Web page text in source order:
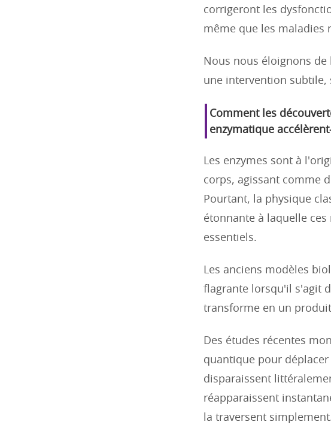
corrigeront les
même que les maladies
Nous nous éloignons
une intervention subtile,
Comment les
enzymatique
Les enzymes sont à
corps, agissant comme
Pourtant, la physique
étonnante à laquelle
essentiels.
Les anciens modèles
flagrante lorsqu'il s'agit
transforme en un
Des études récentes
quantique pour
disparaissent
réapparaissent
la traversent